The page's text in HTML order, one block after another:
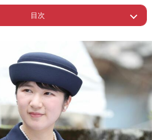
目次
ー “女系天皇”につながる案はほぼ消滅